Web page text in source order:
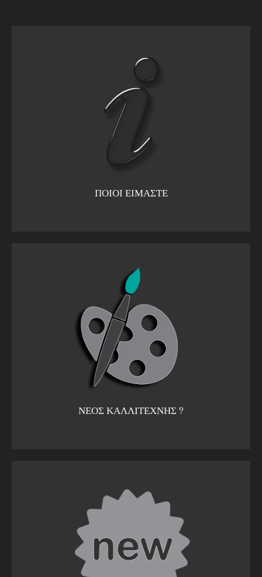
ΠΟΙΟΙ ΕΙΜΑΣΤΕ
ΝΕΟΣ ΚΑΛΛΙΤΕΧΝΗΣ ?